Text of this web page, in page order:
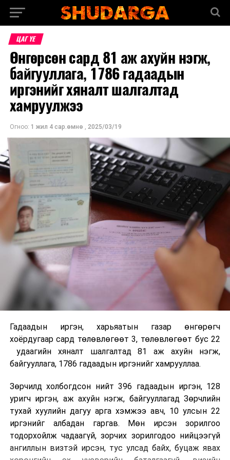
ЦАГ ҮЕ
Өнгөрсөн сард 81 аж ахуйн нэгж,
байгууллага, 1786 гадаадын
иргэнийг хяналт шалгалтад
хамруулжээ
Огноо: 1 жил 4 сар.өмнө , 2025/03/19
Гадаадын иргэн, харьяатын газар өнгөрөгч
хоёрдугаар сард төлөвлөгөөт 3, төлөвлөгөөт бус 22
удаагийн хяналт шалгалтад 81 аж ахуйн нэгж,
байгууллага, 1786 гадаадын иргэнийг хамрууллаа.
Зөрчилд холбогдсон нийт 396 гадаадын иргэн, 128
уригч иргэн, аж ахуйн нэгж, байгууллагад Зөрчлийн
тухай хуулийн дагуу арга хэмжээ авч, 10 улсын 22
иргэнийг албадан гаргав. Мөн ирсэн зорилгоо
тодорхойлж чадаагүй, зорчих зорилгодоо нийцээгүй
ангиллын визтэй ирсэн, тус улсад байх, буцаж явах